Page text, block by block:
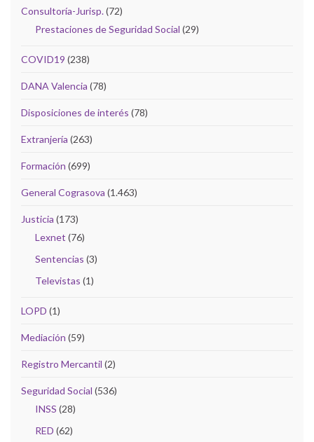
Consultoría-Jurisp.(72)
Prestaciones de Seguridad Social (29)
COVID19 (238)
DANA Valencia (78)
Disposiciones de interés (78)
Extranjería (263)
Formación (699)
General Cograsova (1.463)
Justicia (173)
Lexnet (76)
Sentencias (3)
Televistas (1)
LOPD (1)
Mediación (59)
Registro Mercantil (2)
Seguridad Social (536)
INSS (28)
RED (62)